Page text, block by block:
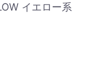
イエロー系